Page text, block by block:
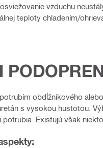
vzduchu
teploty chladením/
obdĺžnikového
s vysokou hustotou.
Existujú však